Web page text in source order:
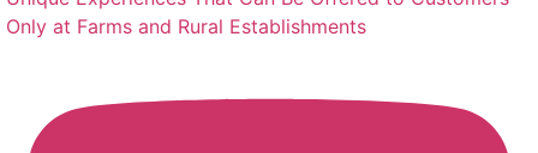
Only at Farms and Rural Establishments